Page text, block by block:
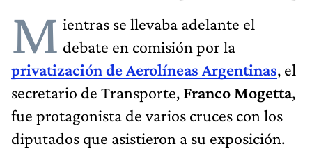
M ientras se llevaba adelante el
debate en comisión por la
privatización de Aerolíneas Argentinas, el
secretario de Transporte, Franco Mogetta,
fue protagonista de varios cruces con los
diputados que asistieron a su exposición.